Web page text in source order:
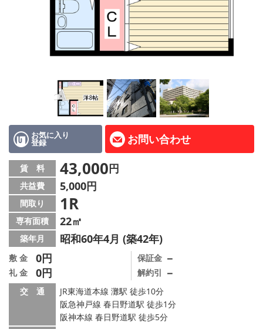
ペット飼育可能
路線·駅から探す
地域から探す
地図から探す
店舗情報·アクセス
会社概要
メールでお問い合わせ
お気に入り
登録 お問い合わせ
賃 料 43,000円
共益費 5,000円
間取り 1R
専有面積 22㎡
築年月 昭和60年4月 (築42年)
敷 金 0円
礼 金 0円
保証金 －
解約引 －
交 通
JR東海道本線 灘駅 徒歩10分
阪急神戸線 春日野道駅 徒歩1分
阪神本線 春日野道駅 徒歩5分